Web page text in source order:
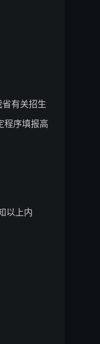
有关招生
程序填报高
以上内